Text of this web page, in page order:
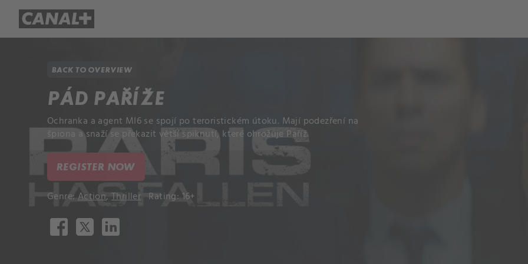
BACK TO OVERVIEW
PÁD PAŘÍŽE
Ochranka a agent MI6 se spojí po teroristickém útoku. Mají podezření na
špiona a snaží se překazit větší spiknutí, které ohrožuje Paříž.
REGISTER NOW
Genre: Action,Thriller Rating: 16+